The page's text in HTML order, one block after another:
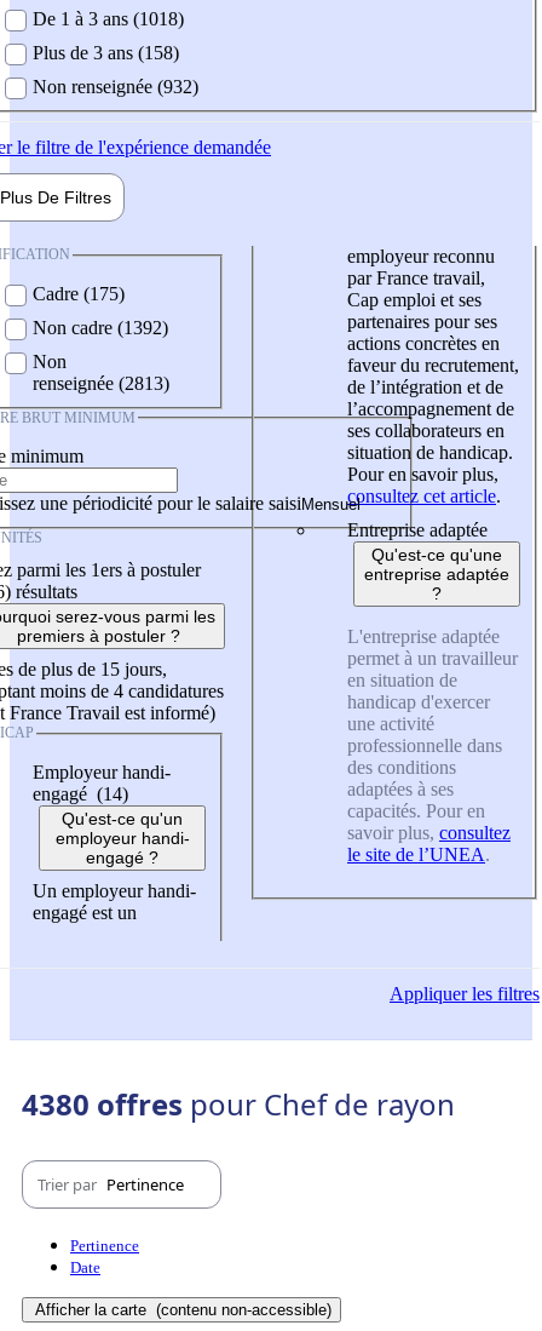
De 1 à 3 ans (1018)
Plus de 3 ans (158)
Non renseignée (932)
le filtre de l'expérience demandée
Plus De Filtres
Cadre (175)
Non cadre (1392)
Non
renseignée (2813)
BRUT MINIMUM
minimum
une périodicité pour le salaire saisi
parmi les 1ers à postuler
résultats
serez-vous parmi les
premiers à postuler ?
de plus de 15 jours,
moins de 4 candidatures
France Travail est informé)
Employeur handi-
engagé (14)
Qu'est-ce qu'un
employeur handi-
engagé ?
Un employeur handi-
engagé est un
employeur reconnu
par France travail,
Cap emploi et ses
partenaires pour ses
actions concrètes en
faveur du recrutement,
de l’intégration et de
l’accompagnement de
ses collaborateurs en
situation de handicap.
Pour en savoir plus,
consultez cet article.
Entreprise adaptée
Qu'est-ce qu'une
entreprise adaptée
?
L'entreprise adaptée
permet à un travailleur
en situation de
handicap d'exercer
une activité
professionnelle dans
des conditions
adaptées à ses
capacités. Pour en
savoir plus, consultez
le site de l’UNEA.
Appliquerles filtres
4380 offres pour Chef de rayon
Trier par Pertinence
Pertinence
Date
Afficher la carte (contenu non-accessible)